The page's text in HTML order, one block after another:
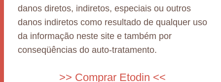
danos diretos, indiretos, especiais ou outros
danos indiretos como resultado de qualquer uso
da informação neste site e também por
conseqüências do auto-tratamento.
>> Comprar Etodin <<